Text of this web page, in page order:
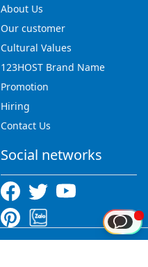
About Us
Our customer
Cultural Values
123HOST Brand Name
Promotion
Hiring
Contact Us
Social networks